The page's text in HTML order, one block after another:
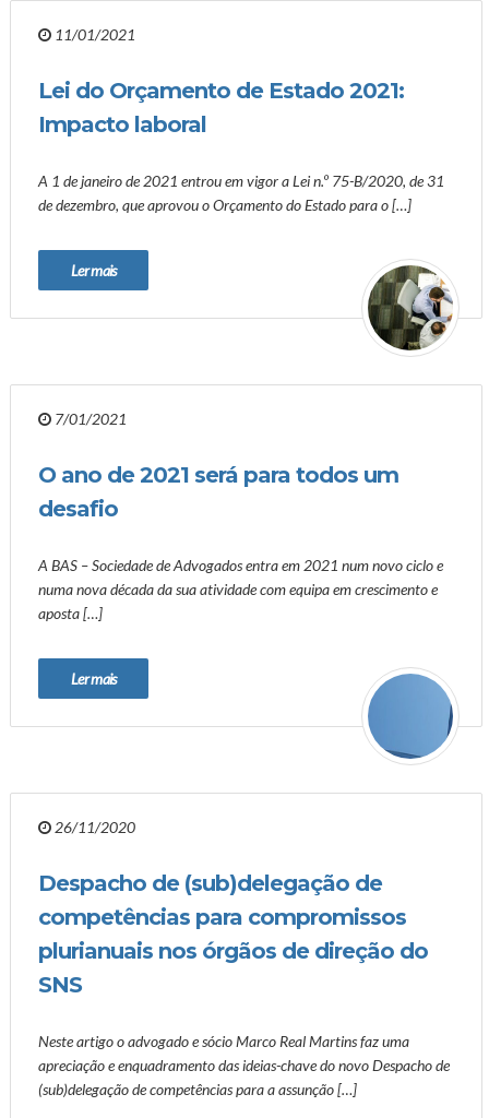
11/01/2021
Lei do Orçamento de Estado 2021:
Impacto laboral
A 1 de janeiro de 2021 entrou em vigor a Lei n.º 75-B/2020, de 31
de dezembro, que aprovou o Orçamento do Estado para o […]
Ler mais
7/01/2021
O ano de 2021 será para todos um
desafio
A BAS – Sociedade de Advogados entra em 2021 num novo ciclo e
numa nova década da sua atividade com equipa em crescimento e
aposta […]
Ler mais
26/11/2020
Despacho de (sub)delegação de
competências para compromissos
plurianuais nos órgãos de direção do
SNS
Neste artigo o advogado e sócio Marco Real Martins faz uma
apreciação e enquadramento das ideias-chave do novo Despacho de
(sub)delegação de competências para a assunção […]